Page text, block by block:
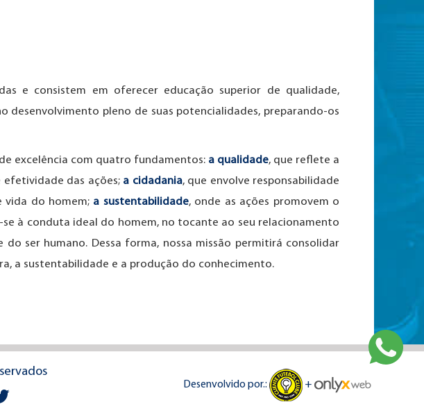
e consistem em oferecer educação superior de qualidade,
pleno de suas potencialidades, preparando-os
excelência com quatro fundamentos: a qualidade, que reflete a
efetividade das ações; a cidadania, que envolve responsabilidade
vida do homem; a sustentabilidade, onde as ações promovem o
à conduta ideal do homem, no tocante ao seu relacionamento
ser humano. Dessa forma, nossa missão permitirá consolidar
a sustentabilidade e a produção do conhecimento.
Desenvolvido por.: +